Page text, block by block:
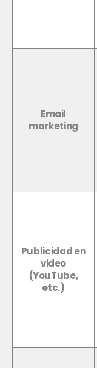
Email
marketing
Publicidad en
video
(YouTube,
etc.)